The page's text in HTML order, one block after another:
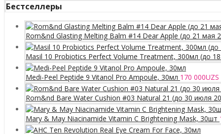
Бестселлеры
Rom&nd Glasting Melting Balm #14 Dear Apple (до 21 мая
Masil 10 Probiotics Perfect Volume Treatment, 300мл (до
Medi-Peel Peptide 9 Vitanol Pro Ampoule, 30мл 170 000UZS
Rom&nd Bare Water Cushion #03 Natural 21 (до 30 июля
Mary & May Niacinamide Vitamin C Brightening Mask, 30шт